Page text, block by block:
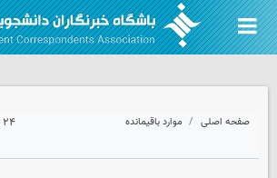
صفحه اصلی موارد باقیمانده ۲۴ اسفند ۱۳۹۵ - ۱۴:۴۰